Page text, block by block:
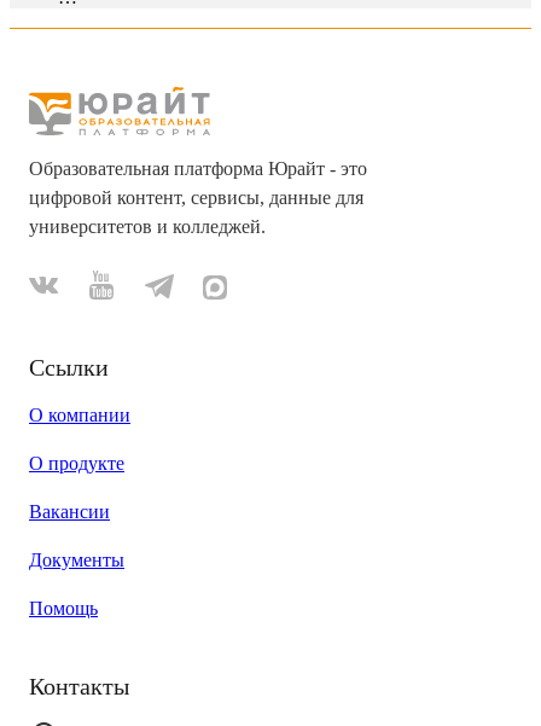
Образовательная платформа Юрайт - это
цифровой контент, сервисы, данные для
университетов и колледжей.
Ссылки
О компании
О продукте
Вакансии
Документы
Помощь
Контакты